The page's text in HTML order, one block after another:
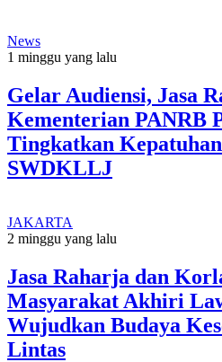
News
1 minggu yang lalu
Gelar Audiensi, Jasa
Kementerian PANRB
Tingkatkan
SWDKLLJ
JAKARTA
2 minggu yang lalu
Jasa Raharja dan
Masyarakat Akhiri
Wujudkan Budaya
Lintas